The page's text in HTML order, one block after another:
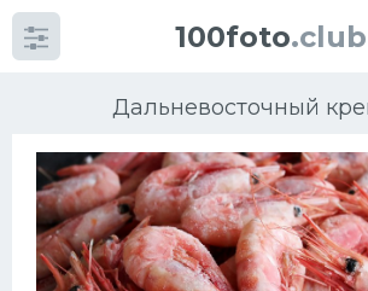
100foto.club
Дальневосточный